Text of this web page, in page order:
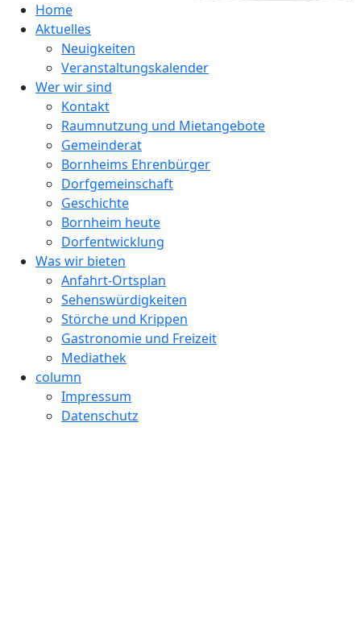
Home
Aktuelles
Neuigkeiten
Veranstaltungskalender
Wer wir sind
Kontakt
Raumnutzung und Mietangebote
Gemeinderat
Bornheims Ehrenbürger
Dorfgemeinschaft
Geschichte
Bornheim heute
Dorfentwicklung
Was wir bieten
Anfahrt-Ortsplan
Sehenswürdigkeiten
Störche und Krippen
Gastronomie und Freizeit
Mediathek
column
Impressum
Datenschutz